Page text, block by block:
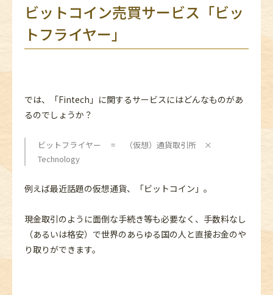
ビットコイン売買サービス「ビッ
トフライヤー」
では、「Fintech」に関するサービスにはどんなものがあ
るのでしょうか？
ビットフライヤー = （仮想）通貨取引所 ×
Technology
例えば最近話題の仮想通貨、「ビットコイン」。
現金取引のように面倒な手続き等も必要なく、手数料なし
（あるいは格安）で世界のあらゆる国の人と直接お金のや
り取りができます。